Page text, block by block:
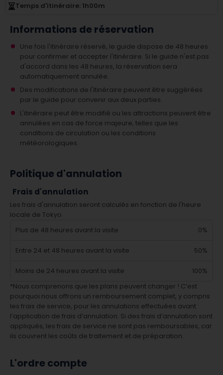
Temps d'itinéraire: 1h00m
Informations de réservation
Une fois l'itinéraire réservé, le guide dispose de 48 heures
pour confirmer et accepter l'itinéraire. Si le guide n'est pas
d'accord dans les 48 heures, la réservation sera
automatiquement annulée.
Des modifications de l'itinéraire peuvent être suggérées
par le guide pour convenir aux deux parties.
L'itinéraire peut être modifié ou les attractions peuvent être
annulées en cas de force majeure, telles que les
conditions de circulation ou les conditions
météorologiques.
Politique d'annulation
Frais d'annulation
Les frais d'annulation seront calculés en fonction de l'heure
locale de Tokyo.
Plus de 48 heures avant la visite
0%
Entre 24 et 48 heures avant la visite 50%
Moins de 24 heures avant la visite
100%
*Nous comprenons que les plans peuvent changer ! C’est
pourquoi nous offrons un remboursement complet, y compris
les frais de service, pour les annulations effectuées avant
l’application de frais d’annulation. Si des frais d’annulation sont
appliqués, les frais de service ne sont pas remboursables, car
ils couvrent les coûts de traitement et de préparation.
L'ordre compte